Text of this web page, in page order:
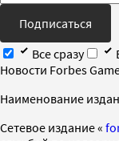
Подписаться
Все сразу
Новости Forbes
Наименование
Cетевое издание «